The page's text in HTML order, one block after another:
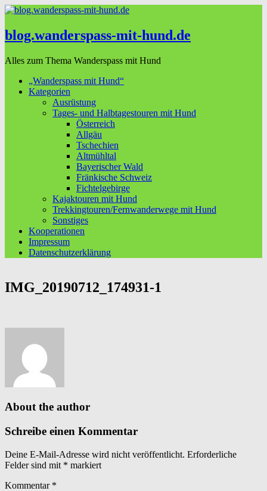
blog.wanderspass-mit-hund.de
Alles zum Thema Wanderspass mit Hund
„Wanderspass mit Hund“
Kategorien
Ausrüstung
Tages- und Halbtagestouren mit Hund
Österreich
Allgäu
Tschechien
Altmühltal
Bayerischer Wald
Fränkische Schweiz
Fichtelgebirge
Kajaktouren mit Hund
Trekkingtouren/Fernwanderwege mit Hund
Sonstiges
Kooperationen
Impressum
Datenschutzerklärung
IMG_20190712_174931-1
About the author
Schreibe einen Kommentar
Deine E-Mail-Adresse wird nicht veröffentlicht. Erforderliche
Felder sind mit * markiert
Kommentar *